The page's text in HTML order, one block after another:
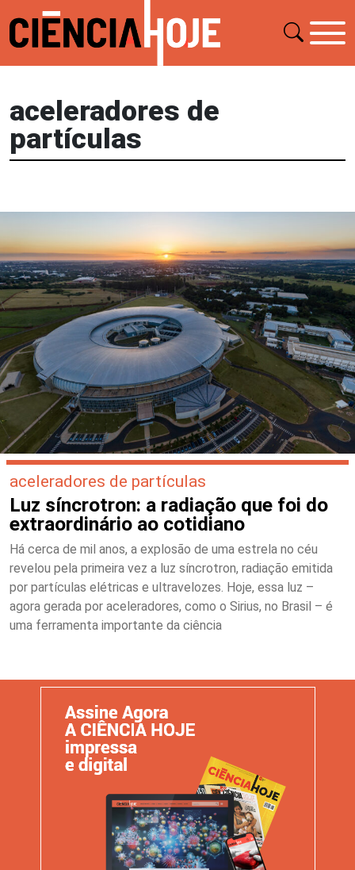
aceleradores de
partículas
aceleradores de partículas
Luz síncrotron: a radiação que foi do
extraordinário ao cotidiano
Há cerca de mil anos, a explosão de uma estrela no céu
revelou pela primeira vez a luz síncrotron, radiação emitida
por partículas elétricas e ultravelozes. Hoje, essa luz –
agora gerada por aceleradores, como o Sirius, no Brasil – é
uma ferramenta importante da ciência